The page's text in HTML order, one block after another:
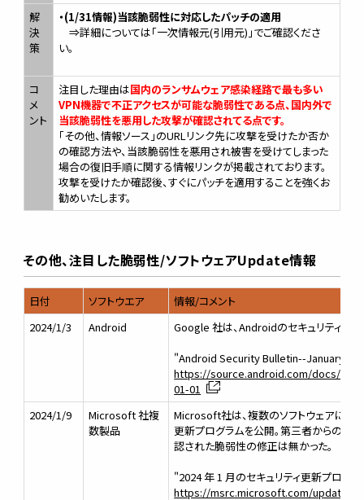
解
決
策
・(1/31情報)当該脆弱性に対応したパッチの適用
⇒詳細については「一次情報元(引用元)」でご確認くださ
い。
コ
メ
ント
注目した理由は国内のランサムウェア感染経路で最も多い
VPN機器で不正アクセスが可能な脆弱性である点、国内外で
当該脆弱性を悪用した攻撃が確認されてる点です。
「その他、情報ソース」のURLリンク先に攻撃を受けたか否か
の確認方法や、当該脆弱性を悪用され被害を受けてしまった
場合の復旧手順に関する情報リンクが掲載されております。
攻撃を受けたか確認後、すぐにパッチを適用することを強くお
勧めいたします。
その他、注目した脆弱性/ソフトウェアUpdate情報
日付 ソフトウエア
情報/コメント
2024/1/3
Android
Google 社は、Androidのセキュリティ更
"Android Security Bulletin--January
https://source.android.com/docs/
01-01
2024/1/9
Microsoft 社複
数製品
Microsoft社は、複数のソフトウェアに対
更新プログラムを公開。第三者からの情
認された脆弱性の修正は無かった。
"2024 年 1 月のセキュリティ更新プログ
https://msrc.microsoft.com/update-